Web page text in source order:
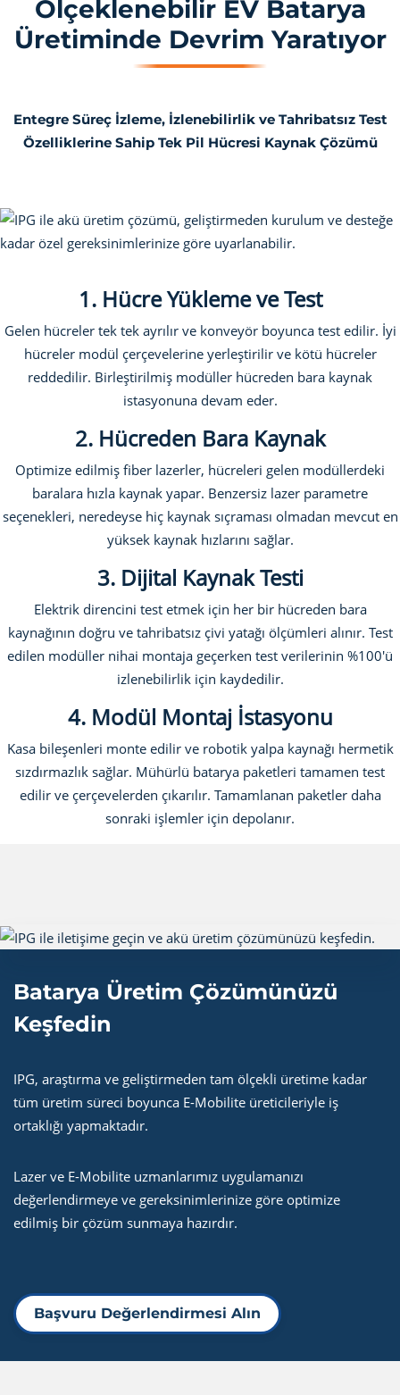
Ölçeklenebilir EV Batarya
Üretiminde Devrim Yaratıyor
Entegre Süreç İzleme, İzlenebilirlik ve Tahribatsız Test
Özelliklerine Sahip Tek Pil Hücresi Kaynak Çözümü
1. Hücre Yükleme ve Test
Gelen hücreler tek tek ayrılır ve konveyör boyunca test edilir. İyi
hücreler modül çerçevelerine yerleştirilir ve kötü hücreler
reddedilir. Birleştirilmiş modüller hücreden bara kaynak
istasyonuna devam eder.
2. Hücreden Bara Kaynak
Optimize edilmiş fiber lazerler, hücreleri gelen modüllerdeki
baralara hızla kaynak yapar. Benzersiz lazer parametre
seçenekleri, neredeyse hiç kaynak sıçraması olmadan mevcut en
yüksek kaynak hızlarını sağlar.
3. Dijital Kaynak Testi
Elektrik direncini test etmek için her bir hücreden bara
kaynağının doğru ve tahribatsız çivi yatağı ölçümleri alınır. Test
edilen modüller nihai montaja geçerken test verilerinin %100'ü
izlenebilirlik için kaydedilir.
4. Modül Montaj İstasyonu
Kasa bileşenleri monte edilir ve robotik yalpa kaynağı hermetik
sızdırmazlık sağlar. Mühürlü batarya paketleri tamamen test
edilir ve çerçevelerden çıkarılır. Tamamlanan paketler daha
sonraki işlemler için depolanır.
Batarya Üretim Çözümünüzü
Keşfedin
IPG, araştırma ve geliştirmeden tam ölçekli üretime kadar
tüm üretim süreci boyunca E-Mobilite üreticileriyle iş
ortaklığı yapmaktadır.
Lazer ve E-Mobilite uzmanlarımız uygulamanızı
değerlendirmeye ve gereksinimlerinize göre optimize
edilmiş bir çözüm sunmaya hazırdır.
Başvuru Değerlendirmesi Alın